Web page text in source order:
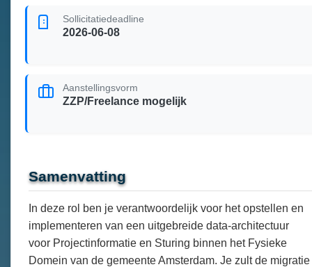
Sollicitatiedeadline
2026-06-08
Aanstellingsvorm
ZZP/Freelance mogelijk
Samenvatting
In deze rol ben je verantwoordelijk voor het opstellen en
implementeren van een uitgebreide data-architectuur
voor Projectinformatie en Sturing binnen het Fysieke
Domein van de gemeente Amsterdam. Je zult de migratie